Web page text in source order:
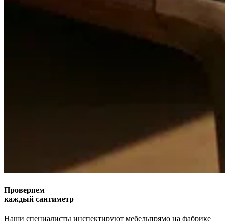
Проверяем
каждый сантиметр
Наши специалисты инспектируют мебельпрямо на фабрике